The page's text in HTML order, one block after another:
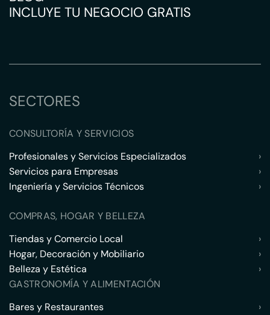
INCLUYE TU NEGOCIO GRATIS
SECTORES
CONSULTORÍA Y SERVICIOS
Profesionales y Servicios Especializados
›
Servicios para Empresas
›
Ingeniería y Servicios Técnicos
›
COMPRAS, HOGAR Y BELLEZA
Tiendas y Comercio Local
›
Hogar, Decoración y Mobiliario
›
Belleza y Estética
›
GASTRONOMÍA Y ALIMENTACIÓN
Bares y Restaurantes
›